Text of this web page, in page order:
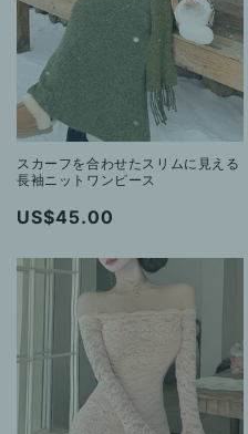
スカーフを合わせたスリムに見える
長袖ニットワンピース
通
価
US$45.00